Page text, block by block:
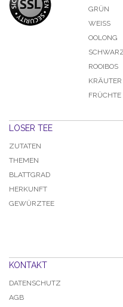
GRÜN
WEISS
OOLONG
ROOIBOS
KRÄUTER
FRÜCHTE
LOSER TEE
ZUTATEN
THEMEN
BLATTGRAD
HERKUNFT
GEWÜRZTEE
KONTAKT
DATENSCHUTZ
AGB